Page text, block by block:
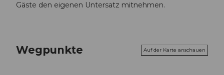
Gäste den eigenen Untersatz mitnehmen.
Wegpunkte Auf der Karte anschauen